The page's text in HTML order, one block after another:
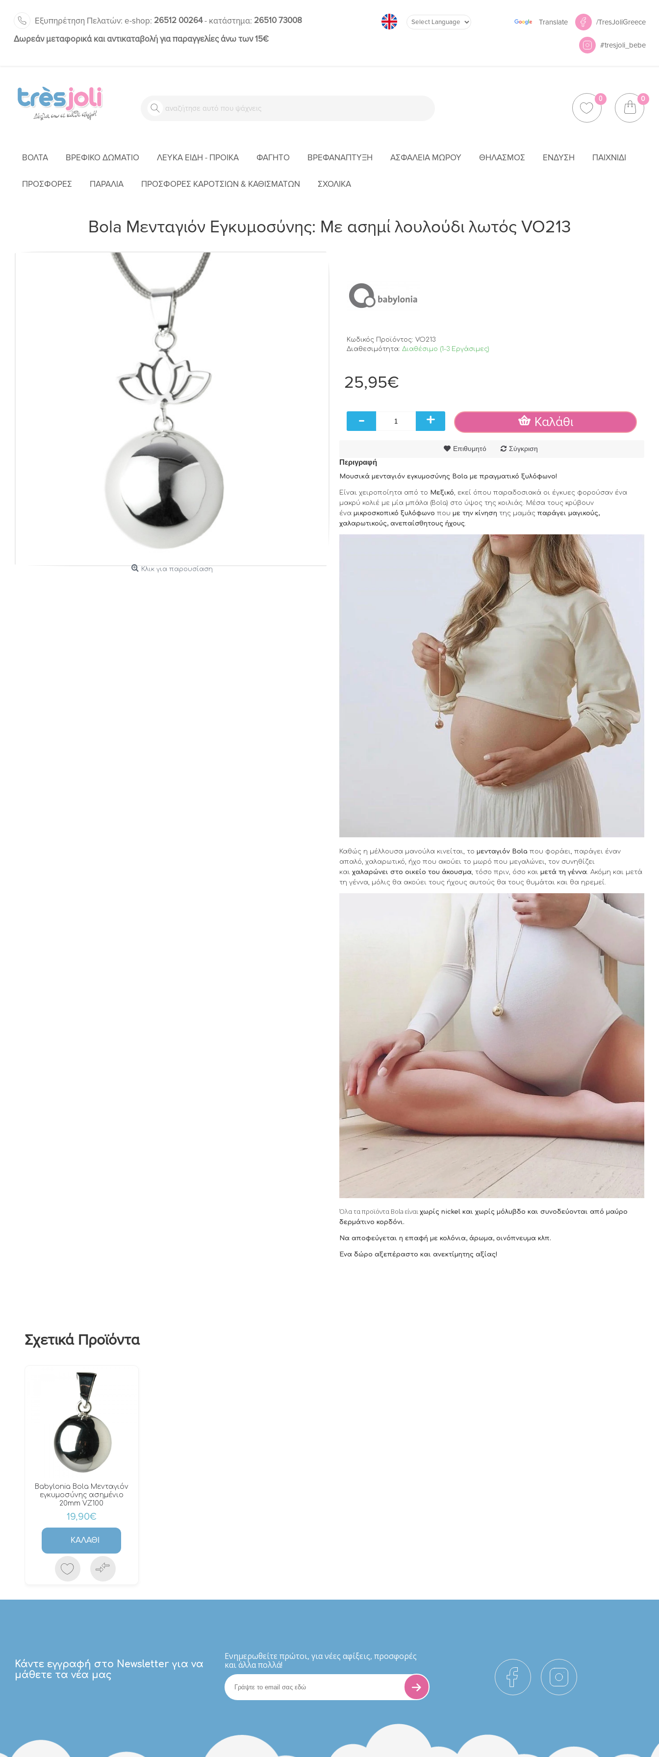
Εξυπηρέτηση Πελατών: e-shop: 26512 00264- κατάστημα: 26510 73008
Δωρεάν μεταφορικά και αντικαταβολή για παραγγελίες άνω των 15€
Translate /TresJoliGreece
#tresjoli_bebe
0 0
ΒΌΛΤΑ ΒΡΕΦΙΚΌ ΔΩΜΆΤΙΟ ΛΕΥΚΆ ΕΊΔΗ - ΠΡΟΊΚΑ ΦΑΓΗΤΌ ΒΡΕΦΑΝΆΠΤΥΞΗ ΑΣΦΆΛΕΙΑ ΜΩΡΟΎ ΘΗΛΑΣΜΌΣ ΈΝΔΥΣΗ ΠΑΙΧΝΊΔΙ
ΠΡΟΣΦΟΡΕΣ ΠΑΡΑΛΙΑ ΠΡΟΣΦΟΡΕΣ ΚΑΡΟΤΣΙΩΝ & ΚΑΘΙΣΜΑΤΩΝ ΣΧΟΛΙΚΑ
Bola Μενταγιόν Εγκυμοσύνης: Με ασημί λουλούδι λωτός VO213
Κλικ για παρουσίαση
Κωδικός Προϊόντος: VO213
Διαθεσιμότητα: Διαθέσιμο (1-3 Εργάσιμες)
25,95€
- + Καλάθι
Επιθυμητό Σύγκριση
Περιγραφή
Μουσικά μενταγιόν εγκυμοσύνης Bola με πραγματικό ξυλόφωνο!
Είναι χειροποίητα από το Μεξικό, εκεί όπου παραδοσιακά οι έγκυες φορούσαν ένα
μακρύ κολιέ με μία μπάλα (Bola) στο ύψος της κοιλιάς. Μέσα τους κρύβουν
ένα μικροσκοπικό ξυλόφωνο που με την κίνηση της μαμάς παράγει μαγικούς,
χαλαρωτικούς, ανεπαίσθητους ήχους.
Καθώς η μέλλουσα μανούλα κινείται, το μενταγιόν Bola που φοράει, παράγει έναν
απαλό, χαλαρωτικό, ήχο που ακούει το μωρό που μεγαλώνει, τον συνηθίζει
και χαλαρώνει στο οικείο του άκουσμα, τόσο πριν, όσο και μετά τη γέννα. Ακόμη και μετά
τη γέννα, μόλις θα ακούει τους ήχους αυτούς θα τους θυμάται και θα ηρεμεί.
Όλα τα προϊόντα Bola είναι χωρίς nickel και χωρίς μόλυβδο και συνοδεύονται από μαύρο
δερμάτινο κορδόνι.
Να αποφεύγεται η επαφή με κολόνια, άρωμα, οινόπνευμα κλπ.
Ένα δώρο αξεπέραστο και ανεκτίμητης αξίας!
Σχετικά Προϊόντα
Babylonia Bola Μενταγιόν
εγκυμοσύνης ασημένιο
20mm VZ100
19,90€
ΚΑΛΆΘΙ
Κάντε εγγραφή στο Newsletter για να
μάθετε τα νέα μας
Eνημερωθείτε πρώτοι, για νέες αφίξεις, προσφορές
και άλλα πολλά!